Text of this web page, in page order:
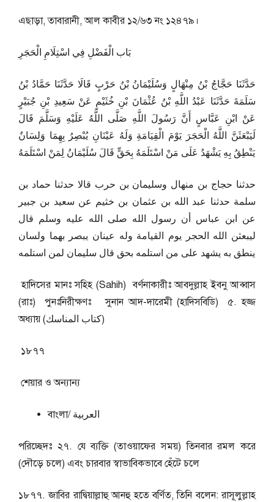
এছাড়া, তাবারানী, আল কাবীর ১২/৬৩ নং ১২৪৭৯।
بَاب الْفَضْلِ فِي اسْتِلَامِ الْحَجَرِ
حَدَّثَنَا حَجَّاجُ بْنُ مِنْهَالٍ وَسُلَيْمَانُ بْنُ حَرْبٍ قَالَا حَدَّثَنَا حَمَّادُ بْنُ
سَلَمَةَ حَدَّثَنَا عَبْدُ اللَّهِ بْنُ عُثْمَانَ بْنِ خُثَيْمٍ عَنْ سَعِيدِ بْنِ جُبَيْرٍ
عَنْ ابْنِ عَبَّاسٍ أَنَّ رَسُولَ اللَّهِ صَلَّى اللَّهُ عَلَيْهِ وَسَلَّمَ قَالَ
لَيَبْعَثَنَّ اللَّهُ الْحَجَرَ يَوْمَ الْقِيَامَةِ وَلَهُ عَيْنَانِ يُبْصِرُ بِهِمَا وَلِسَانٌ
يَنْطِقُ بِهِ يَشْهَدُ عَلَى مَنْ اسْتَلَمَهُ بِحَقٍّ قَالَ سُلَيْمَانُ لِمَنْ اسْتَلَمَهُ
حدثنا حجاج بن منهال وسليمان بن حرب قالا حدثنا حماد بن
سلمة حدثنا عبد الله بن عثمان بن خثيم عن سعيد بن جبير
عن ابن عباس أن رسول الله صلى الله عليه وسلم قال
ليبعثن الله الحجر يوم القيامة وله عينان يبصر بهما ولسان
ينطق به يشهد على من استلمه بحق قال سليمان لمن استلمه
হাদিসের মানঃ সহিহ (Sahih) বর্ণনাকারীঃ আবদুল্লাহ ইবনু আব্বাস
(রাঃ) পুনঃনিরীক্ষণঃ সুনান আদ-দারেমী (হাদিসবিডি) ৫. হজ্জ
অধ্যায় (كتاب المناسك)
১৮৭৭
শেয়ার ও অন্যান্য
বাংলা/ العربية
পরিচ্ছেদঃ ২৭. যে ব্যক্তি (তাওয়াফের সময়) তিনবার রমল করে
(দৌড়ে চলে) এবং চারবার স্বাভাবিকভাবে হেঁটে চলে
১৮৭৭. জাবির রাদ্বিয়াল্লাহু আনহু হতে বর্ণিত, তিনি বলেন: রাসূলুল্লাহ